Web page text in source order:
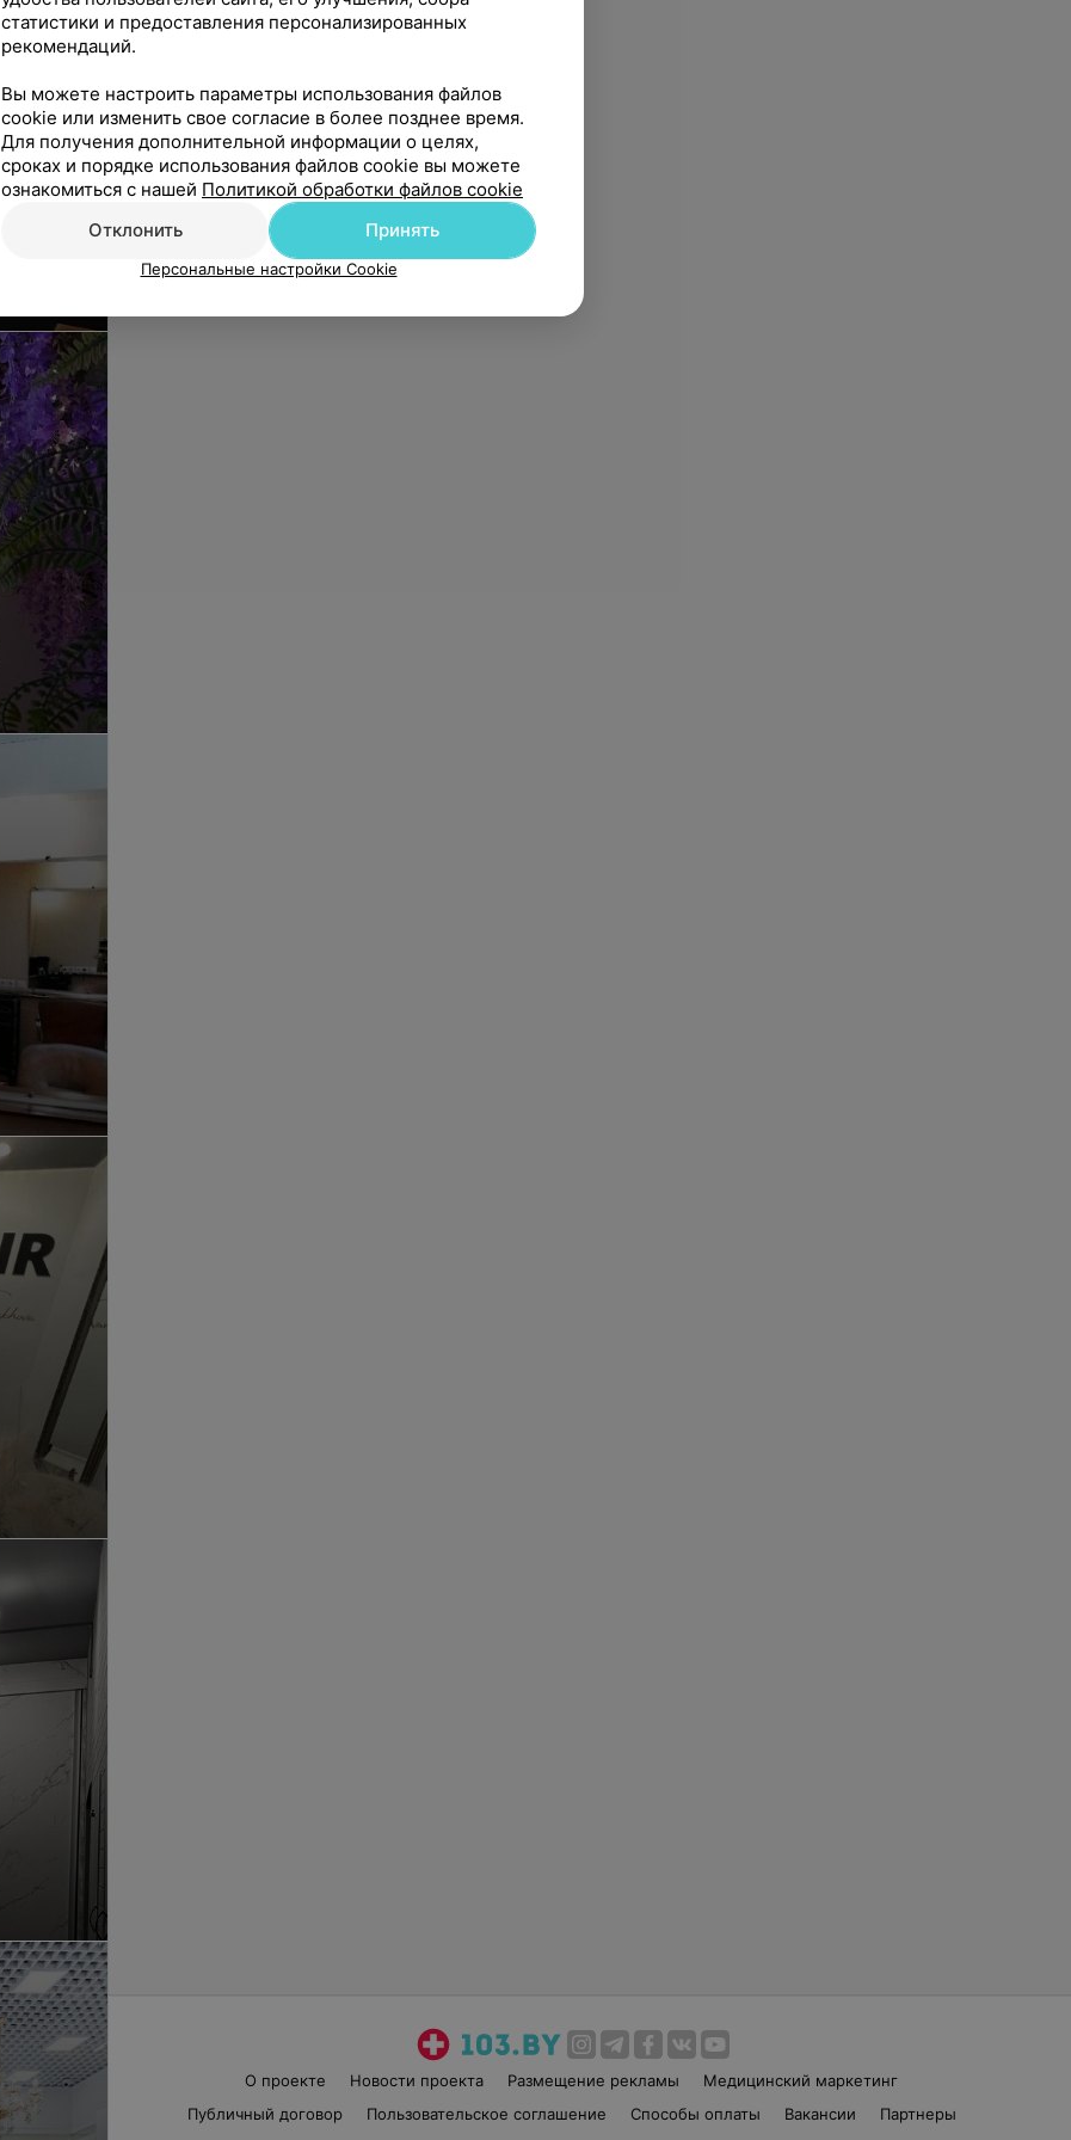
О проекте Новости проекта Размещение рекламы
Медицинский маркетинг
Публичный договор
Пользовательское соглашение Способы оплаты Вакансии
Партнеры
статистики и предоставления персонализированных
рекомендаций.
Вы можете настроить параметры использования файлов
cookie или изменить свое согласие в более позднее время.
Для получения дополнительной информации о целях,
сроках и порядке использования файлов cookie вы можете
ознакомиться с нашей Политикой обработки файлов cookie
Отклонить
Принять
Персональные настройки Cookie